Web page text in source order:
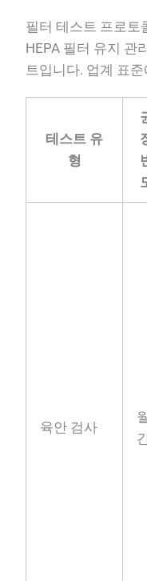
필터 테스트 프로토
HEPA 필터 유지 관
트입니다. 업계 표
테스트 유
형
육안 검사
월